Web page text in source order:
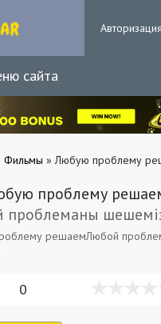
Авторизация
сайта
Фильмы » Любую проблему
проблему
проблеманы
решаемЛюбой
0